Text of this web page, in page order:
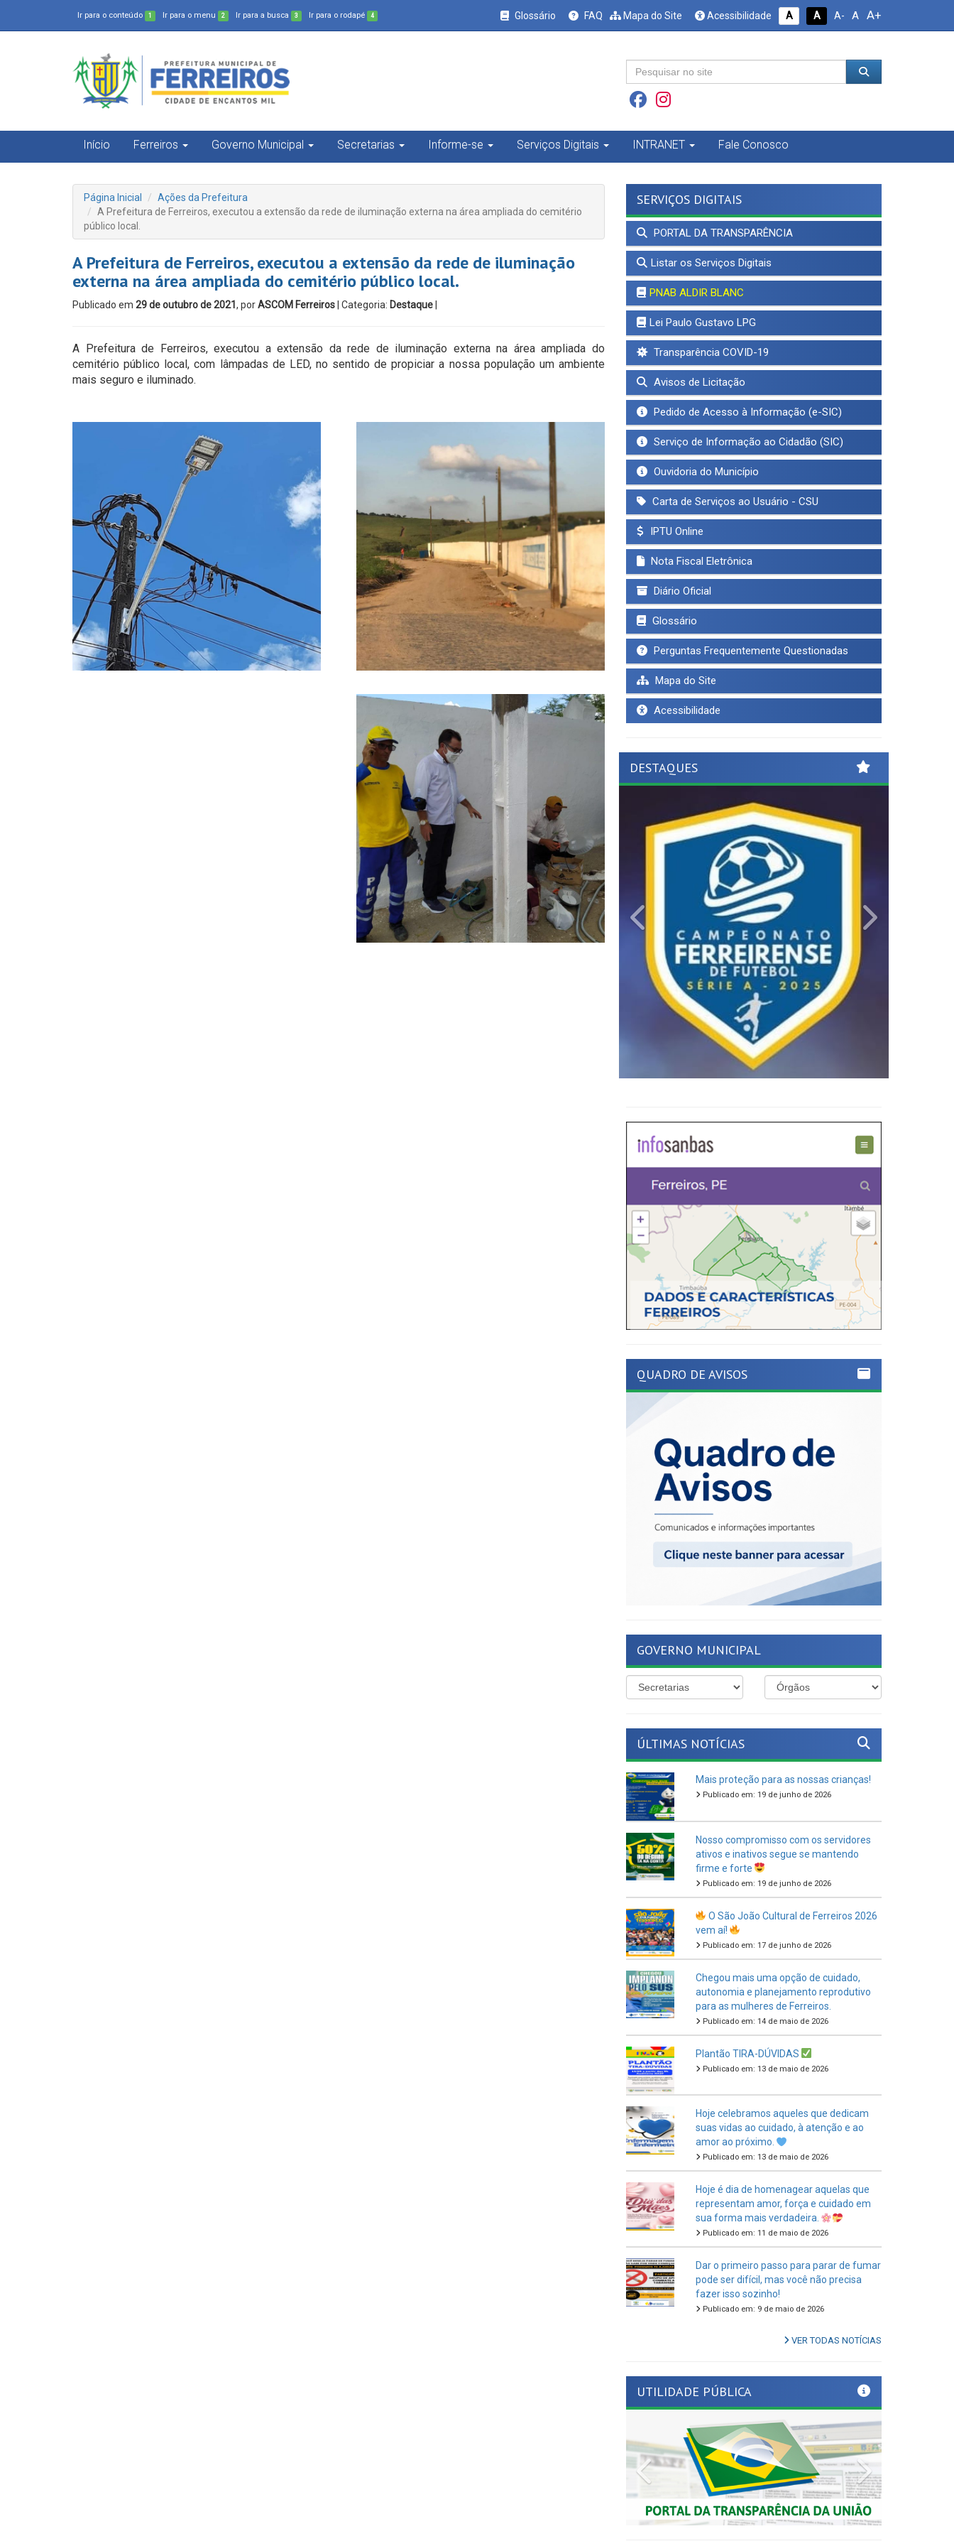
Ir para o conteúdo 1 Ir para o menu 2 Ir para a busca 3 Ir para o rodapé 4 Glossário FAQ Mapa do Site Acessibilidade A A A- A A+
Início Ferreiros Governo Municipal Secretarias Informe-se Serviços Digitais INTRANET Fale Conosco
Página Inicial
Ações da Prefeitura
A Prefeitura de Ferreiros, executou a extensão da rede de iluminação externa na área ampliada do cemitério
público local.
A Prefeitura de Ferreiros, executou a extensão da rede de iluminação
externa na área ampliada do cemitério público local.
Publicado em 29 de outubro de 2021 , porASCOM Ferreiros | Categoria: Destaque
A Prefeitura de Ferreiros, executou a extensão da rede de iluminação externa na área ampliada do
cemitério público local, com lâmpadas de LED, no sentido de propiciar a nossa população um ambiente
mais seguro e iluminado.
SERVIÇOS DIGITAIS
PORTAL DA TRANSPARÊNCIA
Listar os Serviços Digitais
PNAB ALDIR BLANC
Lei Paulo Gustavo LPG
Transparência COVID-19
Avisos de Licitação
Pedido de Acesso à Informação (e-SIC)
Serviço de Informação ao Cidadão (SIC)
Ouvidoria do Município
Carta de Serviços ao Usuário - CSU
IPTU Online
Nota Fiscal Eletrônica
Diário Oficial
Glossário
Perguntas Frequentemente Questionadas
Mapa do Site
Acessibilidade
DESTAQUES
Mais proteção para as nossas crianças!
firme e forte
Publicado em: 19 de junho de 2026
Publicado em: 17 de junho de 2026
para as mulheres de Ferreiros.
Publicado em: 14 de maio de 2026
Publicado em: 13 de maio de 2026
amor ao próximo.
Publicado em: 13 de maio de 2026
sua forma mais verdadeira.
Publicado em: 11 de maio de 2026
fazer isso sozinho!
Publicado em: 9 de maio de 2026
Previous Next